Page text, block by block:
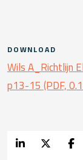
DOWNLOAD
Wils A_Richtlijn
p13-15 (PDF,